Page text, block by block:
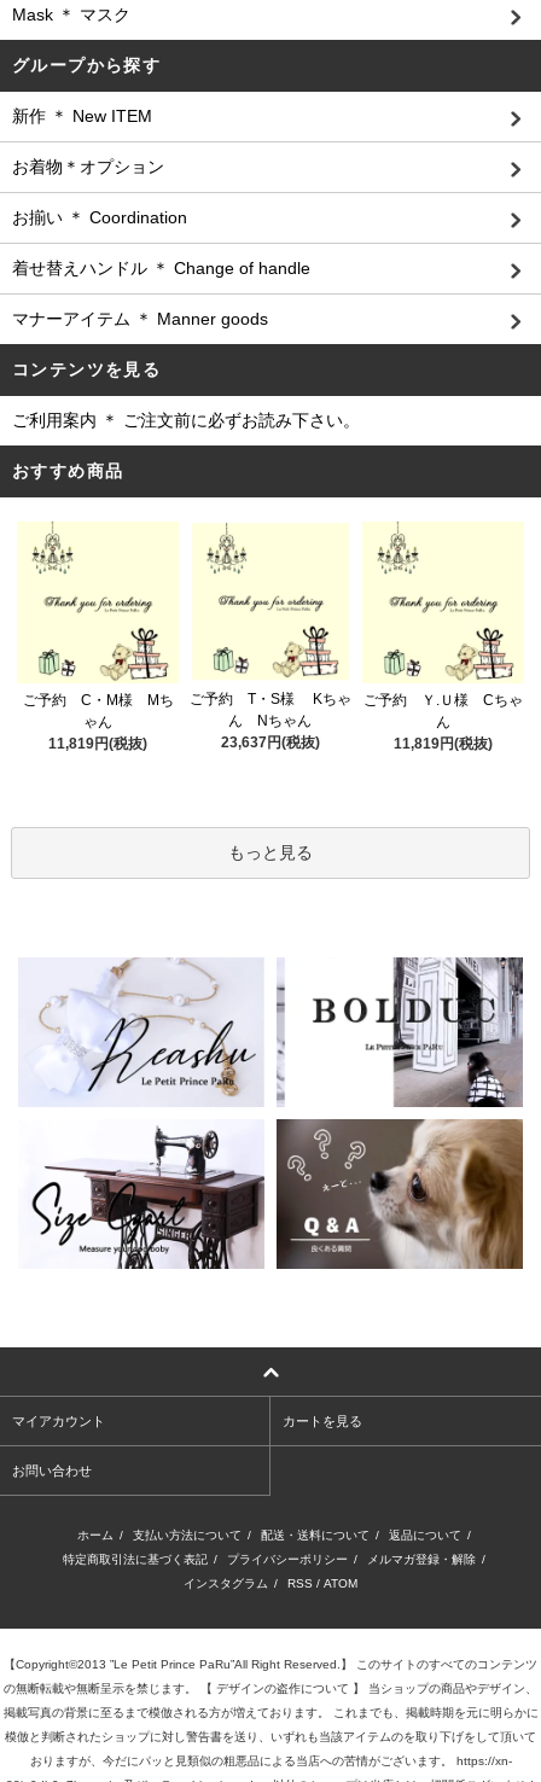
Mask ＊ マスク
グループから探す
新作 ＊ New ITEM
お着物＊オプション
お揃い ＊ Coordination
着せ替えハンドル ＊ Change of handle
マナーアイテム ＊ Manner goods
コンテンツを見る
ご利用案内 ＊ ご注文前に必ずお読み下さい。
おすすめ商品
ご予約 C・M様 Mち
ゃん
11,819円(税抜)
ご予約 T・S様 Kちゃ
ん Nちゃん
23,637円(税抜)
ご予約 Ｙ.Ｕ様 Cちゃ
ん
11,819円(税抜)
もっと見る
マイアカウント カートを見る
お問い合わせ
ホーム / 支払い方法について / 配送・送料について / 返品について /
特定商取引法に基づく表記 / プライバシーポリシー / メルマガ登録・解除 /
インスタグラム / RSS / ATOM
【Copyright©2013 ”Le Petit Prince PaRu”All Right Reserved.】 このサイトのすべてのコンテンツ
の無断転載や無断呈示を禁じます。 【 デザインの盗作について 】 当ショップの商品やデザイン、
掲載写真の背景に至るまで模倣される方が増えております。 これまでも、掲載時期を元に明らかに
模倣と判断されたショップに対し警告書を送り、いずれも当該アイテムのを取り下げをして頂いて
おりますが、今だにパッと見類似の粗悪品による当店への苦情がございます。 https://xn-